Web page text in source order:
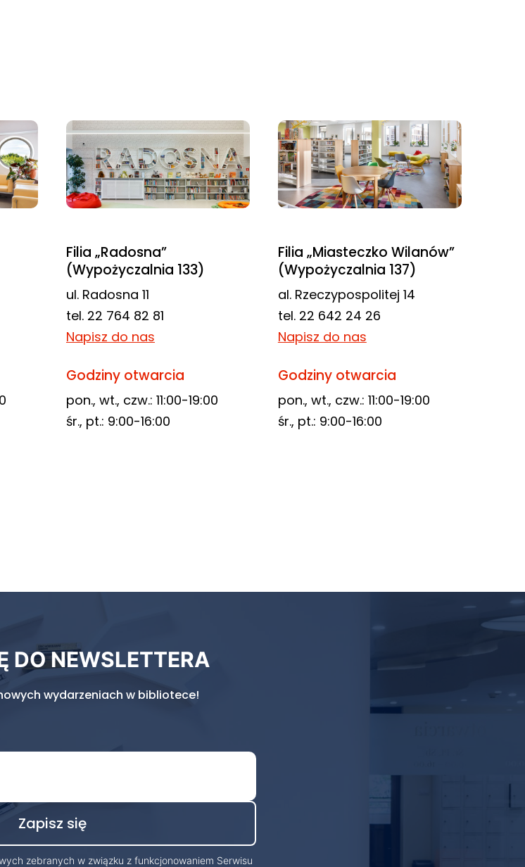
Filia „Radosna”
(Wypożyczalnia 133)
ul. Radosna 11
tel. 22 764 82 81
Napisz do nas
Godziny otwarcia
pon., wt., czw.: 11:00-19:00
śr., pt.: 9:00-16:00
Filia „Miasteczko Wilanów”
(Wypożyczalnia 137)
al. Rzeczypospolitej 14
tel. 22 642 24 26
Napisz do nas
Godziny otwarcia
pon., wt., czw.: 11:00-19:00
śr., pt.: 9:00-16:00
DO NEWSLETTERA
wydarzeniach w bibliotece!
zebranych w związku z funkcjonowaniem Serwisu